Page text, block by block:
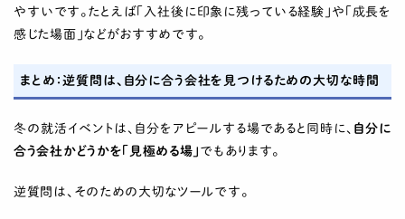
やすいです。たとえば「入社後に印象に残っている経験」や「成長を
感じた場面」などがおすすめです。
まとめ：逆質問は、自分に合う会社を見つけるための大切な時間
冬の就活イベントは、自分をアピールする場であると同時に、 自分に
合う会社かどうかを「見極める場」 でもあります。
逆質問は、そのための大切なツールです。